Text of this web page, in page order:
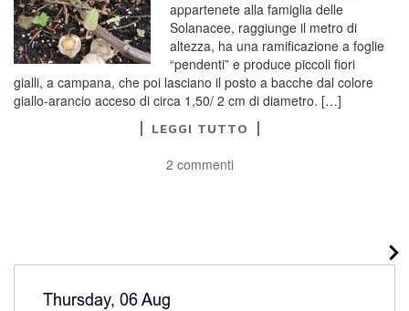
appartenete alla famiglia delle
Solanacee, raggiunge il metro di
altezza, ha una ramificazione a foglie
“pendenti” e produce piccoli fiori
gialli, a campana, che poi lasciano il posto a bacche dal colore
giallo-arancio acceso di circa 1,50/ 2 cm di diametro. […]
LEGGI TUTTO
2 commenti